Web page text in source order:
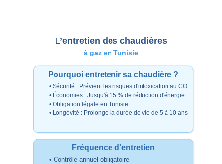
L’entretien des chaudières
à gaz en Tunisie
Pourquoi entretenir sa chaudière ?
• Sécurité : Prévient les risques d'intoxication au CO
• Économies : Jusqu'à 15 % de réduction d'énergie
• Obligation légale en Tunisie
• Longévité : Prolonge la durée de vie de 5 à 10 ans
Fréquence d'entretien
• Contrôle annuel obligatoire